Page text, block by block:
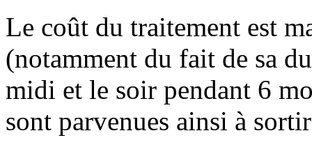
Le coût du traitement est
(notamment du fait de sa
midi et le soir pendant 6
sont parvenues ainsi à